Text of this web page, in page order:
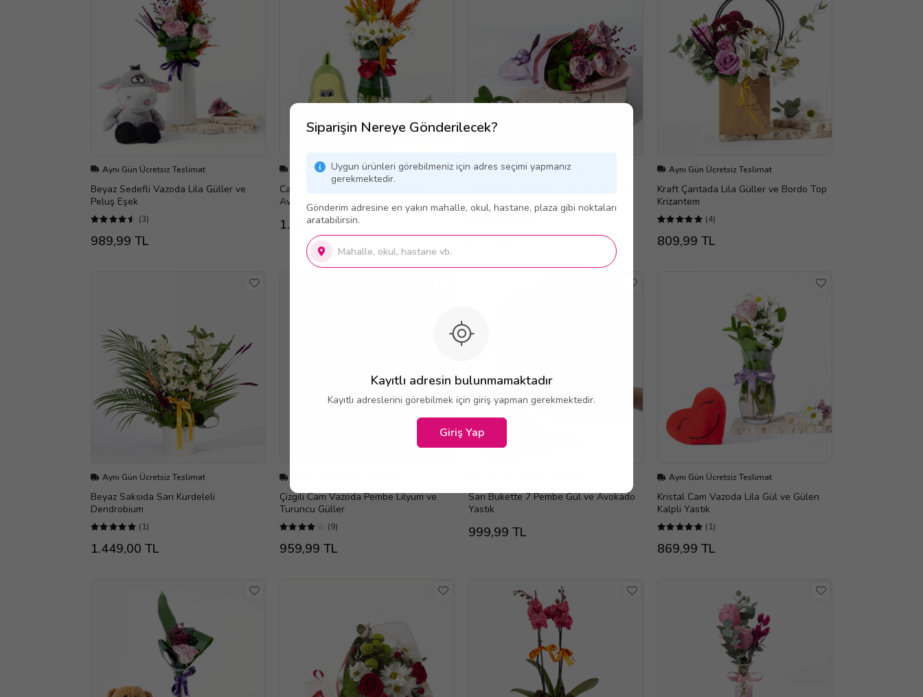
Siparişin Nereye Gönderilecek?
Uygun ürünleri görebilmeniz için adres seçimi yapmanız
gerekmektedir.
Gönderim adresine en yakın mahalle, okul, hastane, plaza gibi noktaları
aratabilirsin.
Kayıtlı adresin bulunmamaktadır
Kayıtlı adreslerini görebilmek için giriş yapman gerekmektedir.
Giriş Yap
Aynı Gün Ücretsiz Teslimat
Beyaz Sedefli Vazoda Lila Güller ve
Peluş Eşek
(3)
989,99 TL
Aynı Gün Ücretsiz Teslimat
Cam Vazoda Beyaz Papatyalar ve
Avokado Yastık
1.049,00 TL
Aynı Gün Ücretsiz Teslimat
Luna
649,99 TL
Aynı Gün Ücretsiz Teslimat
Kraft Çantada Lila Güller ve Bordo Top
Krizantem
(4)
809,99 TL
Aynı Gün Ücretsiz Teslimat
Beyaz Saksıda Sarı Kurdeleli
Dendrobium
(1)
1.449,00 TL
Çizgili Cam Vazoda Pembe Lilyum ve
Turuncu Güller
(9)
959,99 TL
Sarı Bukette 7 Pembe Gül ve Avokado
Yastık
999,99 TL
Aynı Gün Ücretsiz Teslimat
Kristal Cam Vazoda Lila Gül ve Gülen
Kalpli Yastık
(1)
869,99 TL